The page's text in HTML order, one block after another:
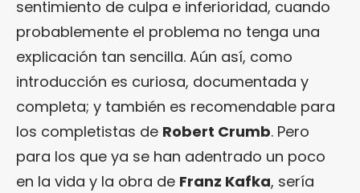
sentimiento de culpa e inferioridad, cuando
probablemente el problema no tenga una
explicación tan sencilla. Aún así, como
introducción es curiosa, documentada y
completa; y también es recomendable para
los completistas de Robert Crumb. Pero
para los que ya se han adentrado un poco
en la vida y la obra de Franz Kafka, sería